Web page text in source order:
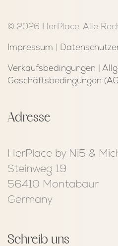
© 2026 HerPlace. Alle
Impressum |
Verkaufsbedingungen |
Geschäftsbedingungen
Adresse
HerPlace by Ni5 &
Steinweg 19
56410 Montabaur
Germany
Schreib uns